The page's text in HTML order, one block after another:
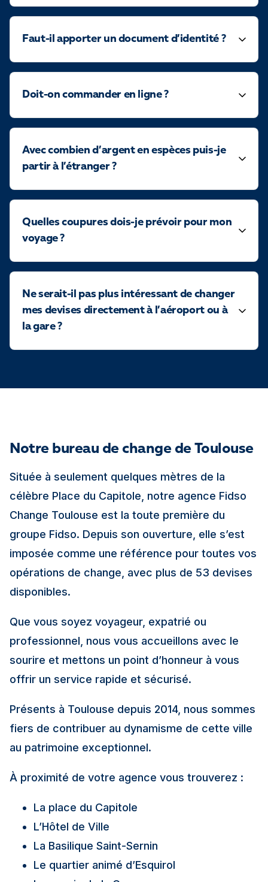
Faut-il apporter un document d’identité ?
Doit-on commander en ligne ?
Avec combien d’argent en espèces puis-je
partir à l’étranger ?
Quelles coupures dois-je prévoir pour mon
voyage ?
Ne serait-il pas plus intéressant de changer
mes devises directement à l’aéroport ou à
la gare ?
Notre bureau de change de Toulouse
Située à seulement quelques mètres de la
célèbre Place du Capitole, notre agence Fidso
Change Toulouse est la toute première du
groupe Fidso. Depuis son ouverture, elle s’est
imposée comme une référence pour toutes vos
opérations de change, avec plus de 53 devises
disponibles.
Que vous soyez voyageur, expatrié ou
professionnel, nous vous accueillons avec le
sourire et mettons un point d’honneur à vous
offrir un service rapide et sécurisé.
Présents à Toulouse depuis 2014, nous sommes
fiers de contribuer au dynamisme de cette ville
au patrimoine exceptionnel.
À proximité de votre agence vous trouverez :
La place du Capitole
L’Hôtel de Ville
La Basilique Saint-Sernin
Le quartier animé d’Esquirol